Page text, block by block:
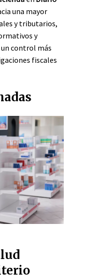
una mayor
y tributarios,
y
control más
fiscales